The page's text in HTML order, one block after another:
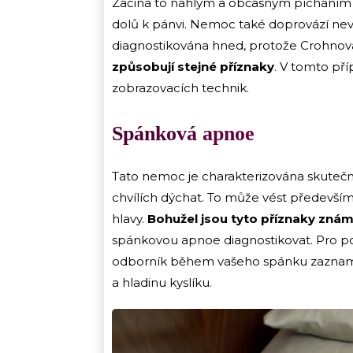
dolů k pánvi. Nemoc také doprovází
diagnostikována hned, protože
způsobují stejné příznaky. V tomto
zobrazovacích technik.
Spánková apnoe
Tato nemoc je charakterizována
chvílích dýchat. To může vést
hlavy. Bohužel jsou tyto příznaky
spánkovou apnoe diagnostikovat. Pro
odborník během vašeho spánku
a hladinu kyslíku.